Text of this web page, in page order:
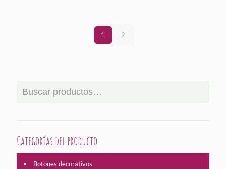
1 2
Categorías del producto
Botones decorativos